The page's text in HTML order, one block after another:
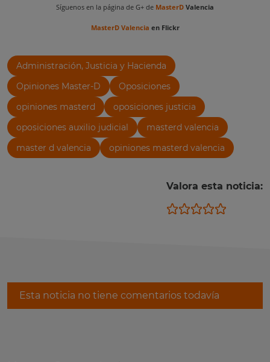
Síguenos en la página de G+ de MasterD Valencia
MasterD Valencia en Flickr
Administración, Justicia y Hacienda
Opiniones Master-D
Oposiciones
opiniones masterd
oposiciones justicia
oposiciones auxilio judicial
masterd valencia
master d valencia
opiniones masterd valencia
Valora esta noticia:
Esta noticia no tiene comentarios todavía